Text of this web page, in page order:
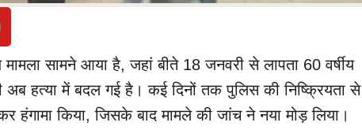
सामने आया है, जहां बीते 18 जनवरी से लापता 60 वर्षीय
अब हत्या में बदल गई है। कई दिनों तक पुलिस की निष्क्रियता से
हंगामा किया, जिसके बाद मामले की जांच ने नया मोड़ लिया।